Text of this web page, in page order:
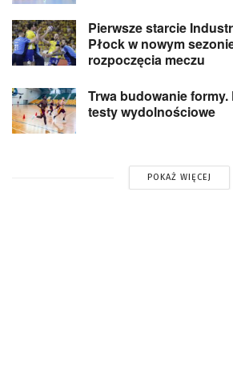
Pierwsze starcie
Płock w nowym
rozpoczęcia meczu
Trwa budowanie
testy wydolnościowe
POKAŻ WIĘCEJ